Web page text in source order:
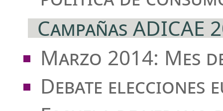
Campañas ADICAE
Marzo 2014: Mes
Debate elecciones